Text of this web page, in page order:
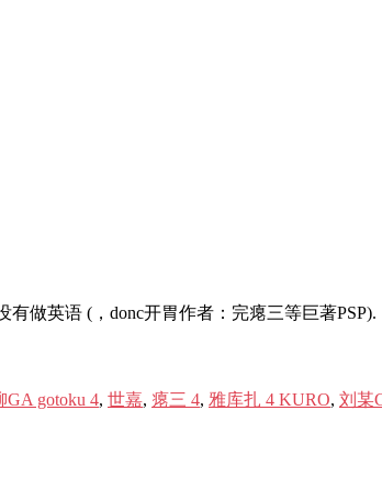
做英语 (，donc开胃作者：完瘪三等巨著PSP).
GA gotoku 4, 世嘉, 瘪三 4, 雅库扎 4 KURO, 刘某